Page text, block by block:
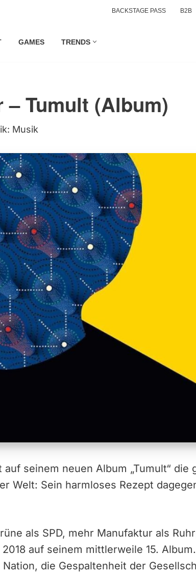
BACKSTAGE PASS B2B
GAMES TRENDS
– Tumult (Album)
Musik
auf seinem neuen Album „Tumult“ die
Welt: Sein harmloses Rezept
als SPD, mehr Manufaktur als
auf seinem mittlerweile 15. Album.
die Gespaltenheit der